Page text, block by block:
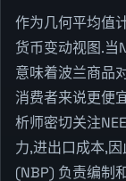
作为几何平均值
货币变动视图.当
意味着波兰商品
消费者来说更便
析师密切关注
力,进出口成本,
(NBP) 负责编制